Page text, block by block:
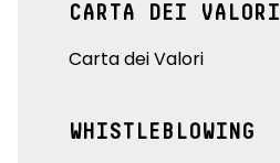
CARTA DEI VALORI
Carta dei Valori
WHISTLEBLOWING